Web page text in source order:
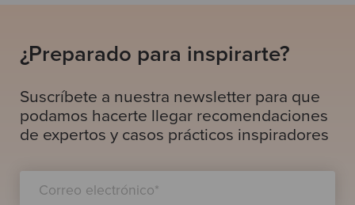
¿Preparado para inspirarte?
Suscríbete a nuestra newsletter para que
podamos hacerte llegar recomendaciones
de expertos y casos prácticos inspiradores